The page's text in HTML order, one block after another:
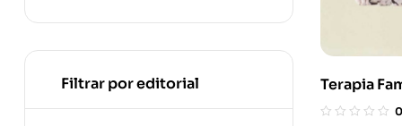
Terapia
0
Filtrar por editorial